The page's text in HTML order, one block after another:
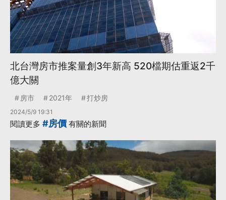
北台灣房市推案量創3年新高 520檔期估重返2千
億大關
房市 2021年 打炒房
2024/5/9 19:31
閱讀更多 #房價 有關的新聞